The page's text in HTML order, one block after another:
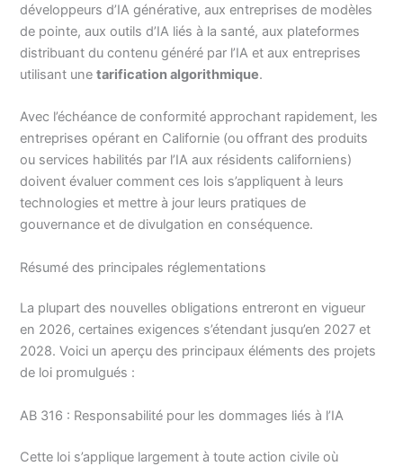
développeurs d’IA générative, aux entreprises de modèles
de pointe, aux outils d’IA liés à la santé, aux plateformes
distribuant du contenu généré par l’IA et aux entreprises
utilisant unetarification algorithmique.
Avec l’échéance de conformité approchant rapidement, les
entreprises opérant en Californie (ou offrant des produits
ou services habilités par l’IA aux résidents californiens)
doivent évaluer comment ces lois s’appliquent à leurs
technologies et mettre à jour leurs pratiques de
gouvernance et de divulgation en conséquence.
Résumé des principales réglementations
La plupart des nouvelles obligations entreront en vigueur
en 2026, certaines exigences s’étendant jusqu’en 2027 et
2028. Voici un aperçu des principaux éléments des projets
de loi promulgués :
AB 316 : Responsabilité pour les dommages liés à l’IA
Cette loi s’applique largement à toute action civile où